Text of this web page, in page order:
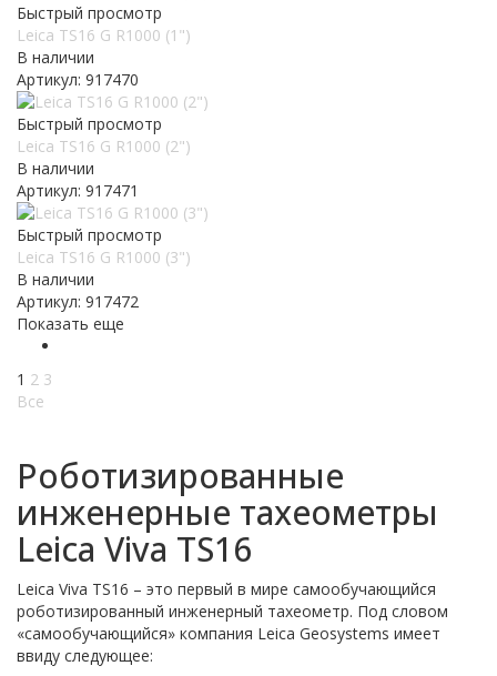
Быстрый просмотр
Leica TS16 G R1000 (1")
В наличии
Артикул: 917470
Быстрый просмотр
Leica TS16 G R1000 (2")
В наличии
Артикул: 917471
Быстрый просмотр
Leica TS16 G R1000 (3")
В наличии
Артикул: 917472
Показать еще
1 2 3
Все
Роботизированные
инженерные тахеометры
Leica Viva TS16
Leica Viva TS16 – это первый в мире самообучающийся
роботизированный инженерный тахеометр. Под словом
«самообучающийся» компания Leica Geosystems имеет
ввиду следующее: